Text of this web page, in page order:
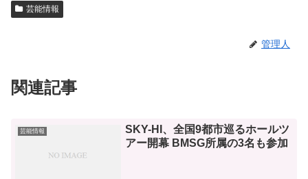
芸能情報
管理人
関連記事
芸能情報
SKY-HI、全国9都市巡るホールツ
アー開幕 BMSG所属の3名も参加